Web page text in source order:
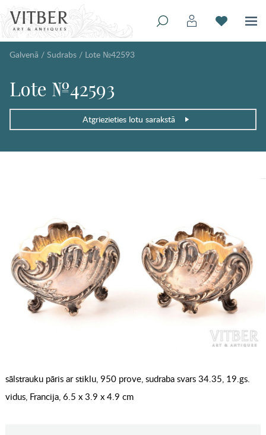
Galvenā / Sudrabs / Lote №42593
Lote №42593
Atgriezieties lotu sarakstā
sālstrauku pāris ar stiklu, 950 prove, sudraba svars 34.35, 19.gs.
vidus, Francija, 6.5 x 3.9 x 4.9 cm